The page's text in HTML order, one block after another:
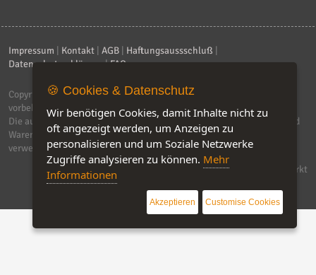
Impressum Kontakt AGB Haftungsaussschluß
Datenschutzerklärung|FAQ
Copyright © 2026ebiz-consult GmbH & Co. KG
vorbehalten.
Die auf dieser Seite verwendeten Produktbezeichnungen, Namen und
Warenzeichen sind Eigentum der jeweiligen Firmen. Unser Portal
verwendet Affiliat-Links, für dir wir Geld erhalten.
Software by IQ-Markt
🍪 Cookies & Datenschutz
Wir benötigen Cookies, damit Inhalte nicht zu
oft angezeigt werden, um Anzeigen zu
personalisieren und um Soziale Netzwerke
Zugriffe analysieren zu können. Mehr
Informationen
Akzeptieren Customise Cookies